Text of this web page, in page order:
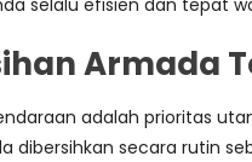
Armada
adalah prioritas
dibersihkan secara rutin